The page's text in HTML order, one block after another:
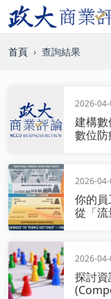
首頁 查詢結果
2026-04-
建構
數位
2026-04-
你的
從「流
2026-04-
探討